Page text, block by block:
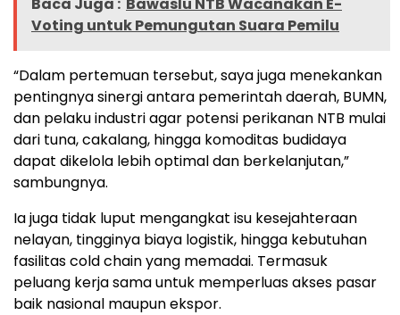
Voting untuk Pemungutan Suara Pemilu
“Dalam pertemuan tersebut, saya juga menekankan
pentingnya sinergi antara pemerintah daerah, BUMN,
dan pelaku industri agar potensi perikanan NTB mulai
dari tuna, cakalang, hingga komoditas budidaya
dapat dikelola lebih optimal dan berkelanjutan,”
sambungnya.
Ia juga tidak luput mengangkat isu kesejahteraan
nelayan, tingginya biaya logistik, hingga kebutuhan
fasilitas cold chain yang memadai. Termasuk
peluang kerja sama untuk memperluas akses pasar
baik nasional maupun ekspor.